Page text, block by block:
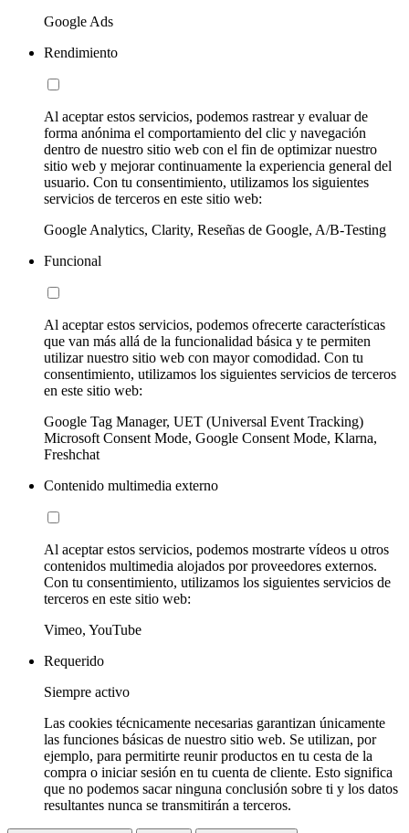
Google Ads
Rendimiento
Al aceptar estos servicios, podemos rastrear y evaluar de
forma anónima el comportamiento del clic y navegación
dentro de nuestro sitio web con el fin de optimizar nuestro
sitio web y mejorar continuamente la experiencia general del
usuario. Con tu consentimiento, utilizamos los siguientes
servicios de terceros en este sitio web:
Google Analytics, Clarity, Reseñas de Google, A/B-Testing
Funcional
Al aceptar estos servicios, podemos ofrecerte características
que van más allá de la funcionalidad básica y te permiten
utilizar nuestro sitio web con mayor comodidad. Con tu
consentimiento, utilizamos los siguientes servicios de terceros
en este sitio web:
Google Tag Manager, UET (Universal Event Tracking)
Microsoft Consent Mode, Google Consent Mode, Klarna,
Freshchat
Contenido multimedia externo
Al aceptar estos servicios, podemos mostrarte vídeos u otros
contenidos multimedia alojados por proveedores externos.
Con tu consentimiento, utilizamos los siguientes servicios de
terceros en este sitio web:
Vimeo, YouTube
Requerido
Siempre activo
Las cookies técnicamente necesarias garantizan únicamente
las funciones básicas de nuestro sitio web. Se utilizan, por
ejemplo, para permitirte reunir productos en tu cesta de la
compra o iniciar sesión en tu cuenta de cliente. Esto significa
que no podemos sacar ninguna conclusión sobre ti y los datos
resultantes nunca se transmitirán a terceros.